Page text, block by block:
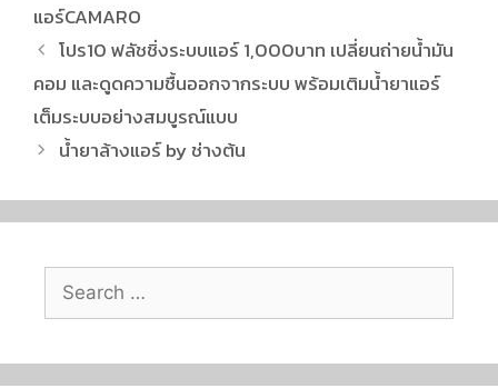
แอร์CAMARO
โปร10 ฟลัชชิ่งระบบแอร์ 1,000บาท เปลี่ยนถ่ายน้ำมัน
คอม และดูดความชื้นออกจากระบบ พร้อมเติมน้ำยาแอร์
เต็มระบบอย่างสมบูรณ์แบบ
น้ำยาล้างแอร์ by ช่างต้น